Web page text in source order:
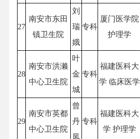
27
南安市东田
镇卫生院
刘
瑞
娥
专科
厦门医学院
护理学
28
南安市洪濑
中心卫生院
叶
金
城
专科
福建医科大
学 临床医学
29
南安市英都
中心卫生院
曾
丹
凤
专科
福建医科大
学 护理学